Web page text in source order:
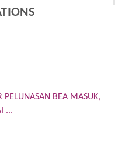
PELUNASAN BEA MASUK,
...